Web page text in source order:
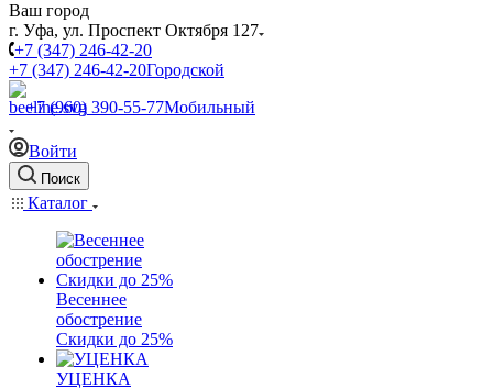
Ваш город
г. Уфа, ул. Проспект Октября 127
+7 (347) 246-42-20
+7 (347) 246-42-20Городской
+7 (960) 390-55-77Мобильный
Войти
Поиск
Каталог
Весеннее
обострение
Скидки до 25%
УЦЕНКА